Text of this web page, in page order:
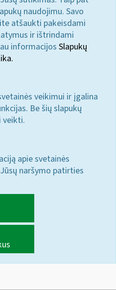
naudojimu. Savo
atšaukti pakeisdami
ir ištrindami
informacijos Slapukų
veikimui ir įgalina
Be šių slapukų
veikti.
apie svetainės
naršymo patirties